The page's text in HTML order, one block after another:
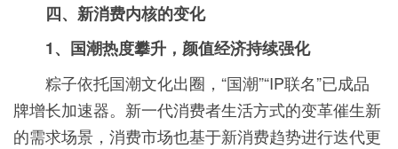
四、新消费内核的变化
1、国潮热度攀升，颜值经济持续强化
粽子依托国潮文化出圈，“国潮”“IP联名”已成品
牌增长加速器。新一代消费者生活方式的变革催生新
的需求场景，消费市场也基于新消费趋势进行迭代更